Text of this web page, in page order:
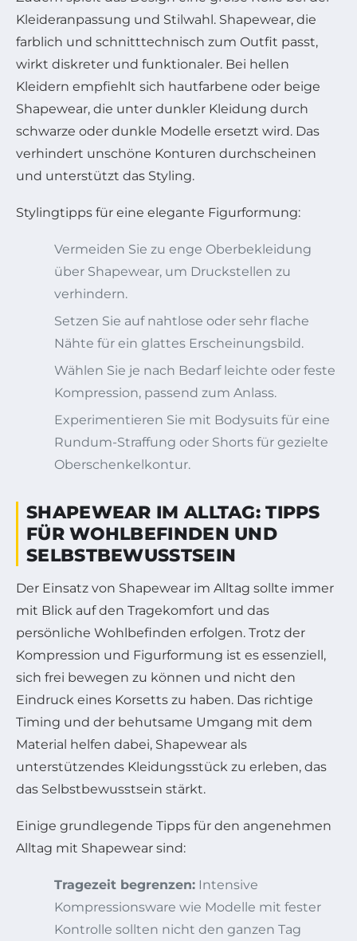
Kleideranpassung und Stilwahl. Shapewear, die
farblich und schnitttechnisch zum Outfit passt,
wirkt diskreter und funktionaler. Bei hellen
Kleidern empfiehlt sich hautfarbene oder beige
Shapewear, die unter dunkler Kleidung durch
schwarze oder dunkle Modelle ersetzt wird. Das
verhindert unschöne Konturen durchscheinen
und unterstützt das Styling.
Stylingtipps für eine elegante Figurformung:
Vermeiden Sie zu enge Oberbekleidung
über Shapewear, um Druckstellen zu
verhindern.
Setzen Sie auf nahtlose oder sehr flache
Nähte für ein glattes Erscheinungsbild.
Wählen Sie je nach Bedarf leichte oder feste
Kompression, passend zum Anlass.
Experimentieren Sie mit Bodysuits für eine
Rundum-Straffung oder Shorts für gezielte
Oberschenkelkontur.
SHAPEWEAR IM ALLTAG: TIPPS
FÜR WOHLBEFINDEN UND
SELBSTBEWUSSTSEIN
Der Einsatz von Shapewear im Alltag sollte immer
mit Blick auf den Tragekomfort und das
persönliche Wohlbefinden erfolgen. Trotz der
Kompression und Figurformung ist es essenziell,
sich frei bewegen zu können und nicht den
Eindruck eines Korsetts zu haben. Das richtige
Timing und der behutsame Umgang mit dem
Material helfen dabei, Shapewear als
unterstützendes Kleidungsstück zu erleben, das
das Selbstbewusstsein stärkt.
Einige grundlegende Tipps für den angenehmen
Alltag mit Shapewear sind:
Tragezeit begrenzen: Intensive
Kompressionsware wie Modelle mit fester
Kontrolle sollten nicht den ganzen Tag